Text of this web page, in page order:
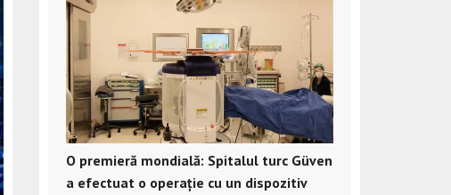
O premieră mondială: Spitalul turc Güven
a efectuat o operație cu un dispozitiv